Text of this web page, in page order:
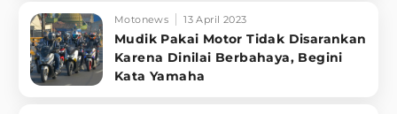
Motonews 13 April 2023
Mudik Pakai Motor Tidak Disarankan
Karena Dinilai Berbahaya, Begini
Kata Yamaha